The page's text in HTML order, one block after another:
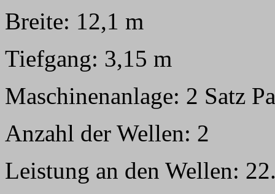
Breite: 12,1 m
Tiefgang: 3,15 m
Maschinenanlage: 2 Satz
Anzahl der Wellen: 2
Leistung an den Wellen: